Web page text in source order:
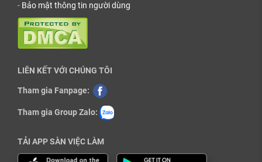
- Bảo mật thông tin người dùng
LIÊN KẾT VỚI CHÚNG TÔI
Tham gia Fanpage:
Tham gia Group Zalo:
TẢI APP SÀN VIỆC LÀM